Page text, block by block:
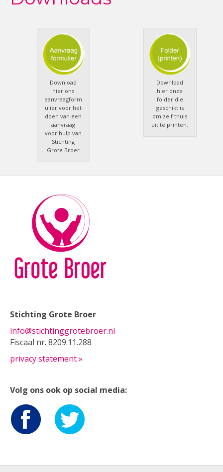
Download
hier ons
aanvraagform
ulier voor het
doen van een
aanvraag
voor hulp van
Stichting
Grote Broer
Download
hier onze
folder die
geschikt is
om zelf thuis
uit te printen.
Stichting Grote Broer
info@stichtinggrotebroer.nl
Fiscaal nr. 8209.11.288
privacy statement »
Volg ons ook op social media: